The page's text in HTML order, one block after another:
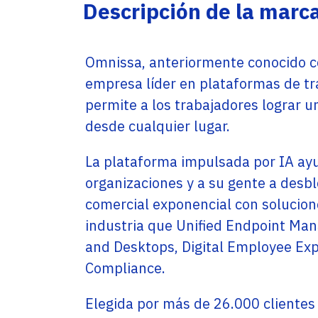
Programs
proveedores de servicios basados en el
modelo de suscripción mensual.
SABER MÁS
Oficinas
Latina, con más de 300 empleados.
Descripción de la
Omnissa, anteriormente conocido
empresa líder en plataformas de
permite a los trabajadores lograr
desde cualquier lugar.
La plataforma impulsada por IA
organizaciones y a su gente a
comercial exponencial con
industria que Unified Endpoint
and Desktops, Digital Employee
Compliance.
Elegida por más de 26.000